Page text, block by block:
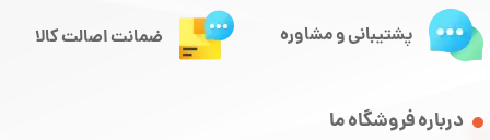
درباره فروشگاه ما
پشتیبانی و مشاوره ضمانت اصالت کالا